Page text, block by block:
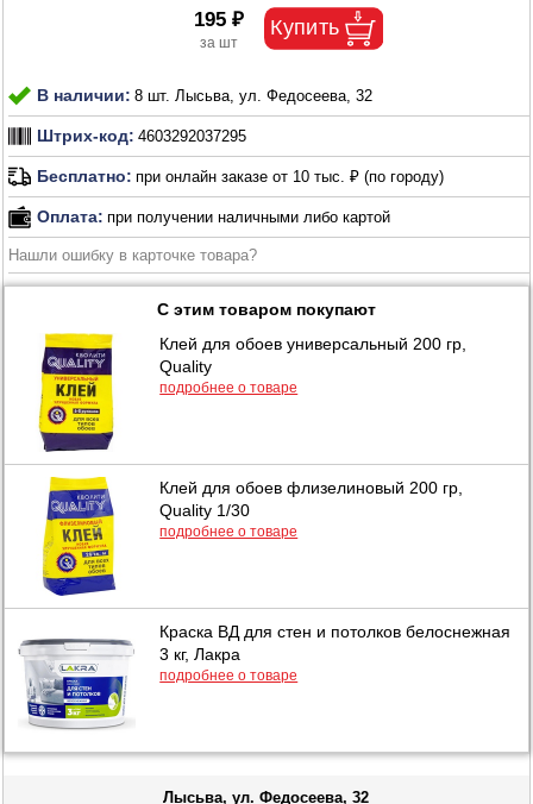
195 ₽
В наличии: 8 шт. Лысьва, ул. Федосеева, 32
Штрих-код: 4603292037295
Бесплатно: при онлайн заказе от 10 тыс. ₽ (по городу)
Оплата: при получении наличными либо картой
Нашли ошибку в карточке товара?
С этим товаром покупают
Клей для обоев универсальный 200 гр,
Quality
подробнее о товаре
Клей для обоев флизелиновый 200 гр,
Quality 1/30
подробнее о товаре
Краска ВД для стен и потолков белоснежная
3 кг, Лакра
подробнее о товаре
Лысьва, ул. Федосеева, 32